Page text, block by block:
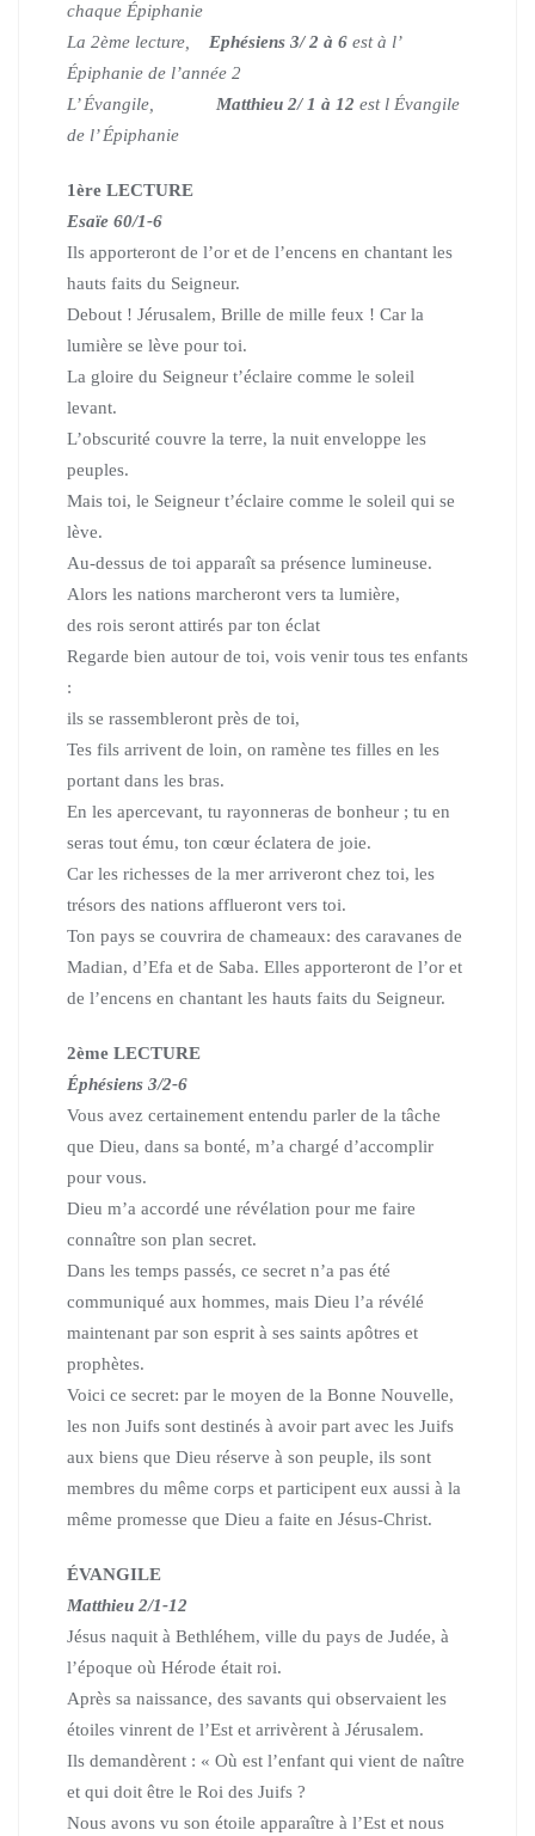
chaque Épiphanie
La 2ème lecture,
Ephésiens 3/ 2 à 6 est à l’
Épiphanie de l’année 2
L’ Évangile, Matthieu 2/ 1 à 12 est l Évangile
de l’ Épiphanie
1ère LECTURE
Esaïe 60/1-6
Ils apporteront de l’or et de l’encens en chantant les
hauts faits du Seigneur.
Debout ! Jérusalem, Brille de mille feux ! Car la
lumière se lève pour toi.
La gloire du Seigneur t’éclaire comme le soleil
levant.
L’obscurité couvre la terre, la nuit enveloppe les
peuples.
Mais toi, le Seigneur t’éclaire comme le soleil qui se
lève.
Au-dessus de toi apparaît sa présence lumineuse.
Alors les nations marcheront vers ta lumière,
des rois seront attirés par ton éclat
Regarde bien autour de toi, vois venir tous tes enfants
:
ils se rassembleront près de toi,
Tes fils arrivent de loin, on ramène tes filles en les
portant dans les bras.
En les apercevant, tu rayonneras de bonheur ; tu en
seras tout ému, ton cœur éclatera de joie.
Car les richesses de la mer arriveront chez toi, les
trésors des nations afflueront vers toi.
Ton pays se couvrira de chameaux: des caravanes de
Madian, d’Efa et de Saba. Elles apporteront de l’or et
de l’encens en chantant les hauts faits du Seigneur.
2ème LECTURE
Éphésiens 3/2-6
Vous avez certainement entendu parler de la tâche
que Dieu, dans sa bonté, m’a chargé d’accomplir
pour vous.
Dieu m’a accordé une révélation pour me faire
connaître son plan secret.
Dans les temps passés, ce secret n’a pas été
communiqué aux hommes, mais Dieu l’a révélé
maintenant par son esprit à ses saints apôtres et
prophètes.
Voici ce secret: par le moyen de la Bonne Nouvelle,
les non Juifs sont destinés à avoir part avec les Juifs
aux biens que Dieu réserve à son peuple, ils sont
membres du même corps et participent eux aussi à la
même promesse que Dieu a faite en Jésus-Christ.
ÉVANGILE
Matthieu 2/1-12
Jésus naquit à Bethléhem, ville du pays de Judée, à
l’époque où Hérode était roi.
Après sa naissance, des savants qui observaient les
étoiles vinrent de l’Est et arrivèrent à Jérusalem.
Ils demandèrent : « Où est l’enfant qui vient de naître
et qui doit être le Roi des Juifs ?
Nous avons vu son étoile apparaître à l’Est et nous